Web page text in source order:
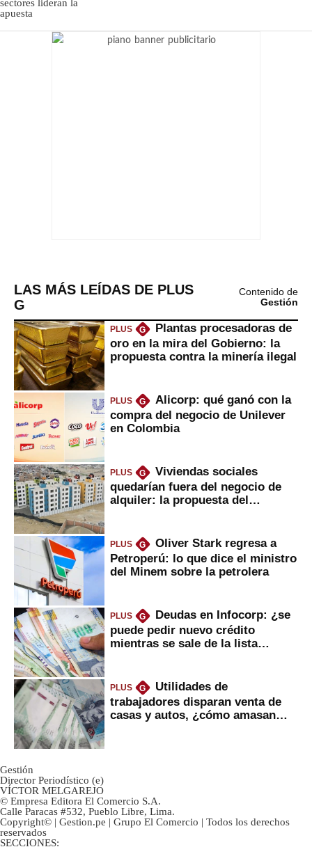
LAS MÁS LEÍDAS DE PLUS
G
Contenido de
Gestión
PLUS G
Plantas procesadoras de
oro en la mira del Gobierno: la
propuesta contra la minería ilegal
PLUS G
Alicorp: qué ganó con la
compra del negocio de Unilever
en Colombia
PLUS G
Viviendas sociales
quedarían fuera del negocio de
alquiler: la propuesta del
PLUS G
Oliver Stark regresa a
Petroperú: lo que dice el ministro
del Minem sobre la petrolera
PLUS G
Deudas en Infocorp: ¿se
puede pedir nuevo crédito
mientras se sale de la lista
PLUS G
Utilidades de
trabajadores disparan venta de
casas y autos, ¿cómo amasan
Gestión
Director Periodístico (e)
VÍCTOR MELGAREJO
© Empresa Editora El Comercio S.A.
Calle Paracas #532, Pueblo Libre, Lima.
Copyright© | Gestion.pe | Grupo El Comercio | Todos los derechos
reservados
SECCIONES: